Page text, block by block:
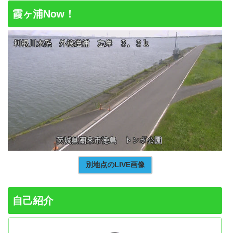
霞ヶ浦Now！
別地点のLIVE画像
自己紹介